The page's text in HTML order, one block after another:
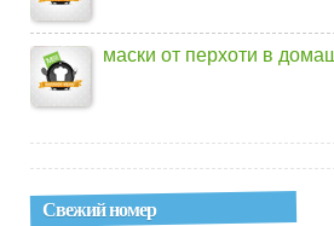
маски от перхоти в
Свежий номер